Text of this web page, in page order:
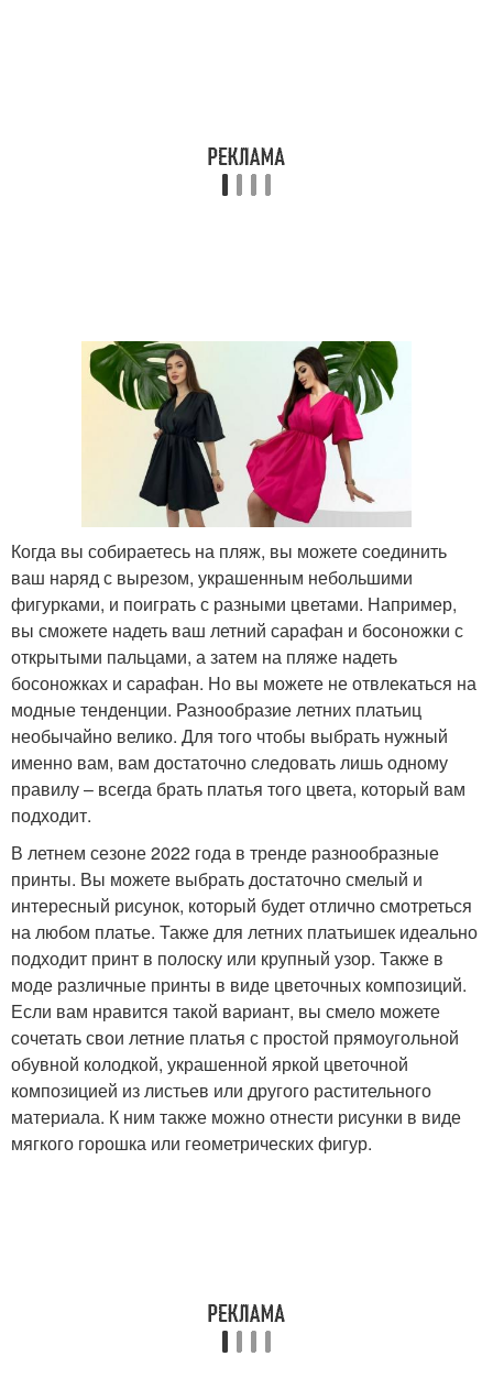
Когда вы собираетесь на пляж, вы можете соединить
ваш наряд с вырезом, украшенным небольшими
фигурками, и поиграть с разными цветами. Например,
вы сможете надеть ваш летний сарафан и босоножки с
открытыми пальцами, а затем на пляже надеть
босоножках и сарафан. Но вы можете не отвлекаться на
модные тенденции. Разнообразие летних платьиц
необычайно велико. Для того чтобы выбрать нужный
именно вам, вам достаточно следовать лишь одному
правилу – всегда брать платья того цвета, который вам
подходит.
В летнем сезоне 2022 года в тренде разнообразные
принты. Вы можете выбрать достаточно смелый и
интересный рисунок, который будет отлично смотреться
на любом платье. Также для летних платьишек идеально
подходит принт в полоску или крупный узор. Также в
моде различные принты в виде цветочных композиций.
Если вам нравится такой вариант, вы смело можете
сочетать свои летние платья с простой прямоугольной
обувной колодкой, украшенной яркой цветочной
композицией из листьев или другого растительного
материала. К ним также можно отнести рисунки в виде
мягкого горошка или геометрических фигур.